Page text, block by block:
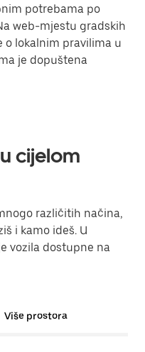
potrebama po
web-mjestu gradskih
lokalnim pravilima u
je dopuštena
cijelom
različitih načina,
i kamo ideš. U
vozila dostupne na
Više prostora